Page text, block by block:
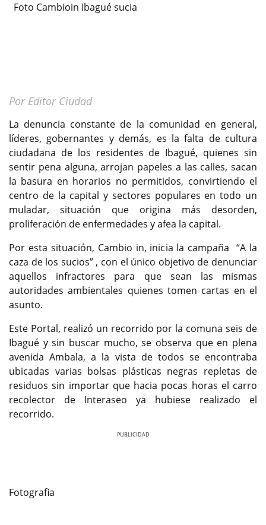
Foto Cambioin Ibagué sucia
Por Editor Ciudad
La denuncia constante de la comunidad en general,
líderes, gobernantes y demás, es la falta de cultura
ciudadana de los residentes de Ibagué, quienes sin
sentir pena alguna, arrojan papeles a las calles, sacan
la basura en horarios no permitidos, convirtiendo el
centro de la capital y sectores populares en todo un
muladar, situación que origina más desorden,
proliferación de enfermedades y afea la capital.
Por esta situación, Cambio in, inicia la campaña “A la
caza de los sucios” , con el único objetivo de denunciar
aquellos infractores para que sean las mismas
autoridades ambientales quienes tomen cartas en el
asunto.
Este Portal, realizó un recorrido por la comuna seis de
Ibagué y sin buscar mucho, se observa que en plena
avenida Ambala, a la vista de todos se encontraba
ubicadas varias bolsas plásticas negras repletas de
residuos sin importar que hacia pocas horas el carro
recolector de Interaseo ya hubiese realizado el
recorrido.
Fotografia